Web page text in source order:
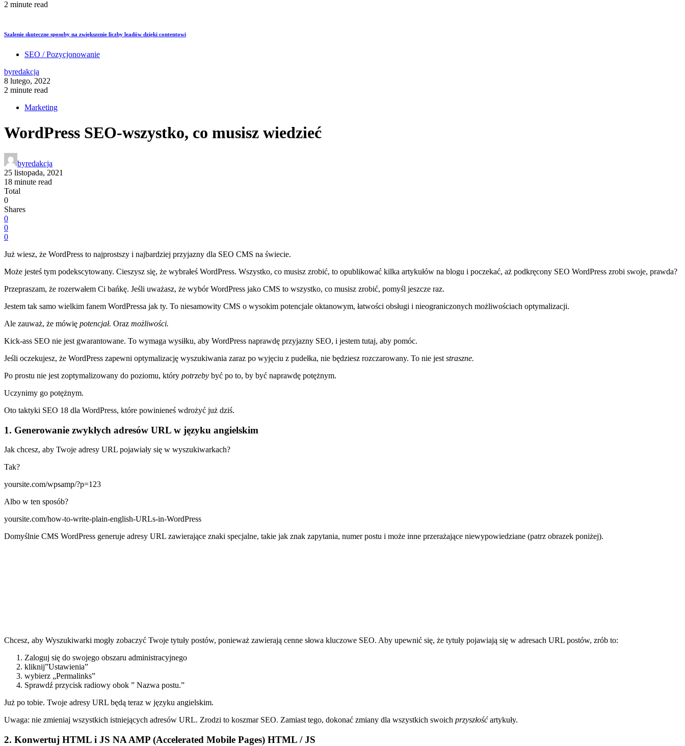
2 minute read
Szalenie skuteczne sposoby na zwiększenie liczby leadów dzięki contentowi
SEO / Pozycjonowanie
byredakcja
8 lutego, 2022
2 minute read
Marketing
WordPress SEO-wszystko, co musisz wiedzieć
byredakcja
25 listopada, 2021
18 minute read
Total
0
Shares
0
0
0
Już wiesz, że WordPress to najprostszy i najbardziej przyjazny dla SEO CMS na świecie.
Może jesteś tym podekscytowany. Cieszysz się, że wybrałeś WordPress. Wszystko, co musisz zrobić, to opublikować kilka artykułów na blogu i poczekać, aż podkręcony SEO WordPress zrobi swoje, prawda?
Przepraszam, że rozerwałem Ci bańkę. Jeśli uważasz, że wybór WordPress jako CMS to wszystko, co musisz zrobić, pomyśl jeszcze raz.
Jestem tak samo wielkim fanem WordPressa jak ty. To niesamowity CMS o wysokim potencjale oktanowym, łatwości obsługi i nieograniczonych możliwościach optymalizacji.
Ale zauważ, że mówię potencjał. Oraz możliwości.
Kick-ass SEO nie jest gwarantowane. To wymaga wysiłku, aby WordPress naprawdę przyjazny SEO, i jestem tutaj, aby pomóc.
Jeśli oczekujesz, że WordPress zapewni optymalizację wyszukiwania zaraz po wyjęciu z pudełka, nie będziesz rozczarowany. To nie jest straszne.
Po prostu nie jest zoptymalizowany do poziomu, który potrzeby być po to, by być naprawdę potężnym.
Uczynimy go potężnym.
Oto taktyki SEO 18 dla WordPress, które powinieneś wdrożyć już dziś.
1. Generowanie zwykłych adresów URL w języku angielskim
Jak chcesz, aby Twoje adresy URL pojawiały się w wyszukiwarkach?
Tak?
yoursite.com/wpsamp/?p=123
Albo w ten sposób?
yoursite.com/how-to-write-plain-english-URLs-in-WordPress
Domyślnie CMS WordPress generuje adresy URL zawierające znaki specjalne, takie jak znak zapytania, numer postu i może inne przerażające niewypowiedziane (patrz obrazek poniżej).
Chcesz, aby Wyszukiwarki mogły zobaczyć Twoje tytuły postów, ponieważ zawierają cenne słowa kluczowe SEO. Aby upewnić się, że tytuły pojawiają się w adresach URL postów, zrób to:
Zaloguj się do swojego obszaru administracyjnego
kliknij”Ustawienia”
wybierz „Permalinks”
Sprawdź przycisk radiowy obok ” Nazwa postu.”
Już po tobie. Twoje adresy URL będą teraz w języku angielskim.
Uwaga: nie zmieniaj wszystkich istniejących adresów URL. Zrodzi to koszmar SEO. Zamiast tego, dokonać zmiany dla wszystkich swoich przyszłośćartykuły.
2. Konwertuj HTML i JS NA AMP (Accelerated Mobile Pages) HTML / JS